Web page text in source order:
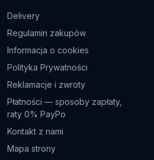
Delivery
Regulamin zakupów
Informacja o cookies
Polityka Prywatności
Reklamacje i zwroty
Płatności — sposoby zapłaty,
raty 0% PayPo
Kontakt z nami
Mapa strony